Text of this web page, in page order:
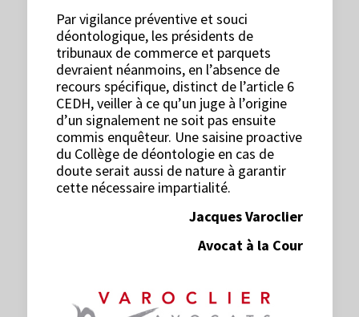
Par vigilance préventive et souci
déontologique, les présidents de
tribunaux de commerce et parquets
devraient néanmoins, en l’absence de
recours spécifique, distinct de l’article 6
CEDH, veiller à ce qu’un juge à l’origine
d’un signalement ne soit pas ensuite
commis enquêteur. Une saisine proactive
du Collège de déontologie en cas de
doute serait aussi de nature à garantir
cette nécessaire impartialité.
Jacques Varoclier
Avocat à la Cour